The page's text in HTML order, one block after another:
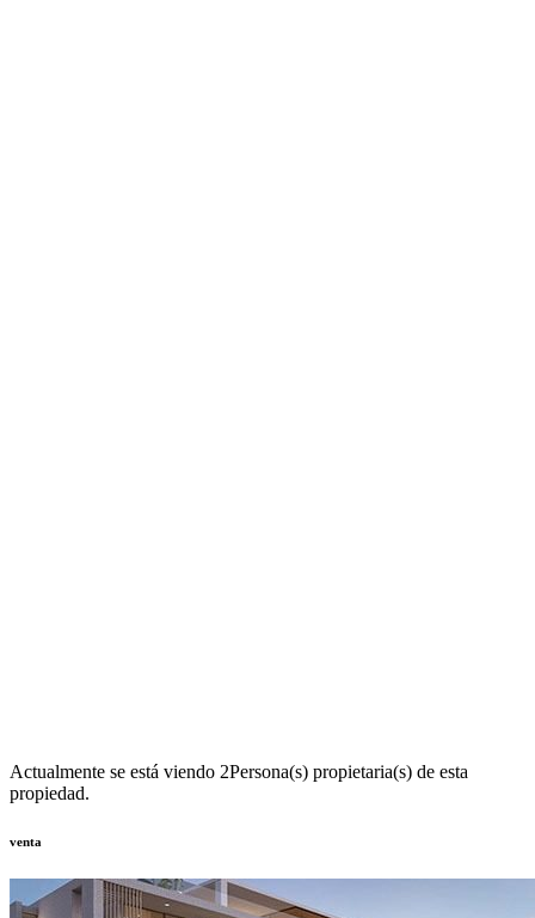
Actualmente se está viendo 2Persona(s) propietaria(s) de esta
propiedad.
venta